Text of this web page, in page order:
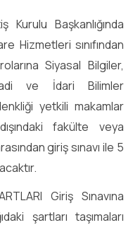
Kurulu Başkanlığında
Hizmetleri sınıfından
Siyasal Bilgiler,
ve İdari Bilimler
yetkili makamlar
fakülte veya
giriş sınavı ile 5
Giriş Sınavına
şartları taşımaları